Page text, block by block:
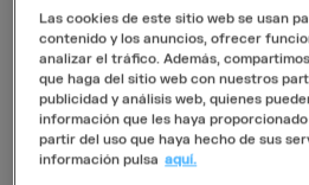
ventas, en una conferencia
Ecosistema de
publicidad
Las cookies de este sitio web se usan
contenido y los anuncios, ofrecer
analizar el tráfico. Además,
que haga del sitio web con nuestros
publicidad y análisis web, quienes
información que les haya
partir del uso que haya hecho de sus
información pulsa aquí.